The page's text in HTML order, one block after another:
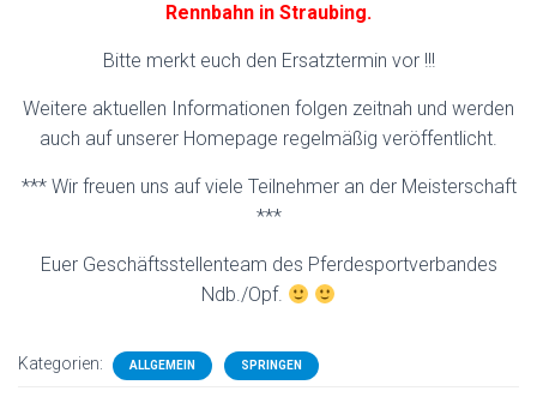
Rennbahn in Straubing.
Bitte merkt euch den Ersatztermin vor !!!
Weitere aktuellen Informationen folgen zeitnah und werden
auch auf unserer Homepage regelmäßig veröffentlicht.
*** Wir freuen uns auf viele Teilnehmer an der Meisterschaft
***
Euer Geschäftsstellenteam des Pferdesportverbandes
Ndb./Opf.
Kategorien: ALLGEMEIN SPRINGEN